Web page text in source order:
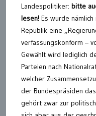
Landespolitiker: bitte
lesen! Es wurde
Republik eine
verfassungskonform –
Gewählt wird lediglich
Parteien nach
welcher
der Bundespräsiden
gehört zwar zur